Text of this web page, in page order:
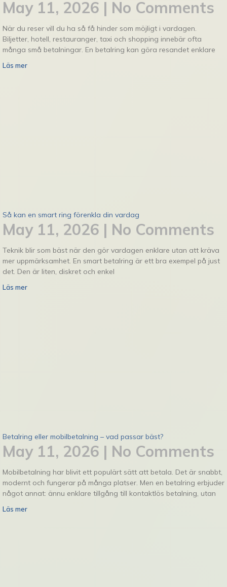
May 11, 2026 No Comments
När du reser vill du ha så få hinder som möjligt i vardagen.
Biljetter, hotell, restauranger, taxi och shopping innebär ofta
många små betalningar. En betalring kan göra resandet enklare
Läs mer
Så kan en smart ring förenkla din vardag
May 11, 2026 No Comments
Teknik blir som bäst när den gör vardagen enklare utan att kräva
mer uppmärksamhet. En smart betalring är ett bra exempel på just
det. Den är liten, diskret och enkel
Läs mer
Betalring eller mobilbetalning – vad passar bäst?
May 11, 2026 No Comments
Mobilbetalning har blivit ett populärt sätt att betala. Det är snabbt,
modernt och fungerar på många platser. Men en betalring erbjuder
något annat: ännu enklare tillgång till kontaktlös betalning, utan
Läs mer